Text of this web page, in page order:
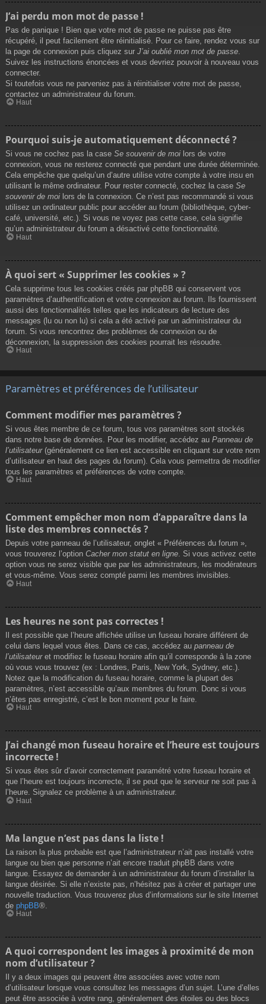
J’ai perdu mon mot de passe !
Pas de panique ! Bien que votre mot de passe ne puisse pas être
récupéré, il peut facilement être réinitialisé. Pour ce faire, rendez vous sur
la page de connexion puis cliquez sur J’ai oublié mon mot de passe
Suivez les instructions énoncées et vous devriez pouvoir à nouveau vous
connecter.
Si toutefois vous ne parveniez pas à réinitialiser votre mot de passe,
contactez un administrateur du forum.
Haut
Pourquoi suis-je automatiquement déconnecté ?
Si vous ne cochez pas la case Se souvenir de moi lors de votre
connexion, vous ne resterez connecté que pendant une durée déterminée.
Cela empêche que quelqu’un d’autre utilise votre compte à votre insu en
utilisant le même ordinateur. Pour rester connecté, cochez la case Se
souvenir de moi lors de la connexion. Ce n’est pas recommandé si vous
utilisez un ordinateur public pour accéder au forum (bibliothèque, cyber-
café, université, etc.). Si vous ne voyez pas cette case, cela signifie
qu’un administrateur du forum a désactivé cette fonctionnalité.
Haut
À quoi sert « Supprimer les cookies » ?
Cela supprime tous les cookies créés par phpBB qui conservent vos
paramètres d’authentification et votre connexion au forum. Ils fournissent
aussi des fonctionnalités telles que les indicateurs de lecture des
messages (lu ou non lu) si cela a été activé par un administrateur du
forum. Si vous rencontrez des problèmes de connexion ou de
déconnexion, la suppression des cookies pourrait les résoudre.
Haut
Paramètres et préférences de l’utilisateur
Comment modifier mes paramètres ?
Si vous êtes membre de ce forum, tous vos paramètres sont stockés
dans notre base de données. Pour les modifier, accédez au Panneau de
l’utilisateur(généralement ce lien est accessible en cliquant sur votre nom
d’utilisateur en haut des pages du forum). Cela vous permettra de modifier
tous les paramètres et préférences de votre compte.
Haut
Comment empêcher mon nom d’apparaître dans la
liste des membres connectés ?
Depuis votre panneau de l’utilisateur, onglet « Préférences du forum »,
vous trouverez l’option Cacher mon statut en ligne. Si vous activez cette
option vous ne serez visible que par les administrateurs, les modérateurs
et vous-même. Vous serez compté parmi les membres invisibles.
Haut
Les heures ne sont pas correctes !
Il est possible que l’heure affichée utilise un fuseau horaire différent de
celui dans lequel vous êtes. Dans ce cas, accédez au panneau de
l’utilisateuret modifiez le fuseau horaire afin qu’il corresponde à la zone
où vous vous trouvez (ex : Londres, Paris, New York, Sydney, etc.).
Notez que la modification du fuseau horaire, comme la plupart des
paramètres, n’est accessible qu’aux membres du forum. Donc si vous
n’êtes pas enregistré, c’est le bon moment pour le faire.
Haut
J’ai changé mon fuseau horaire et l’heure est toujours
incorrecte !
Si vous êtes sûr d’avoir correctement paramétré votre fuseau horaire et
que l’heure est toujours incorrecte, il se peut que le serveur ne soit pas à
l’heure. Signalez ce problème à un administrateur.
Haut
Ma langue n’est pas dans la liste !
La raison la plus probable est que l’administrateur n’ait pas installé votre
langue ou bien que personne n’ait encore traduit phpBB dans votre
langue. Essayez de demander à un administrateur du forum d’installer la
langue désirée. Si elle n’existe pas, n’hésitez pas à créer et partager une
nouvelle traduction. Vous trouverez plus d’informations sur le site Internet
de phpBB®.
Haut
A quoi correspondent les images à proximité de mon
nom d’utilisateur ?
Il y a deux images qui peuvent être associées avec votre nom
d’utilisateur lorsque vous consultez les messages d’un sujet. L’une d’elles
peut être associée à votre rang, généralement des étoiles ou des blocs